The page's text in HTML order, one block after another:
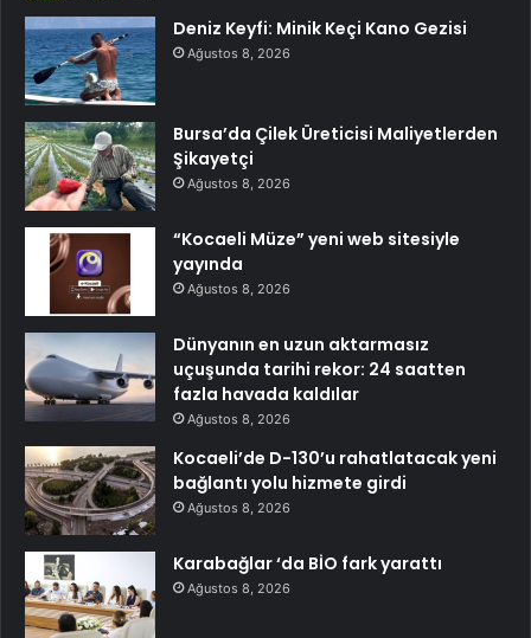
Deniz Keyfi: Minik Keçi Kano Gezisi
Ağustos 8, 2026
Bursa’da Çilek Üreticisi Maliyetlerden
Şikayetçi
Ağustos 8, 2026
“Kocaeli Müze” yeni web sitesiyle
yayında
Ağustos 8, 2026
Dünyanın en uzun aktarmasız
uçuşunda tarihi rekor: 24 saatten
fazla havada kaldılar
Ağustos 8, 2026
Kocaeli’de D-130’u rahatlatacak yeni
bağlantı yolu hizmete girdi
Ağustos 8, 2026
Karabağlar ‘da BİO fark yarattı
Ağustos 8, 2026